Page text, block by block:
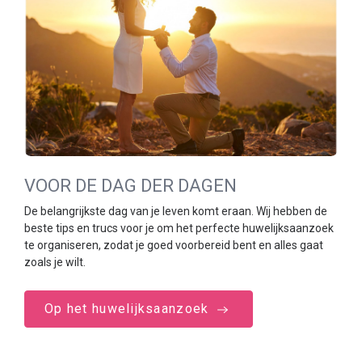
VOOR DE DAG DER DAGEN
De belangrijkste dag van je leven komt eraan. Wij hebben de
beste tips en trucs voor je om het perfecte huwelijksaanzoek
te organiseren, zodat je goed voorbereid bent en alles gaat
zoals je wilt.
Op het huwelijksaanzoek